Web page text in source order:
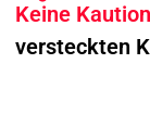
Keine Kaution
versteckten